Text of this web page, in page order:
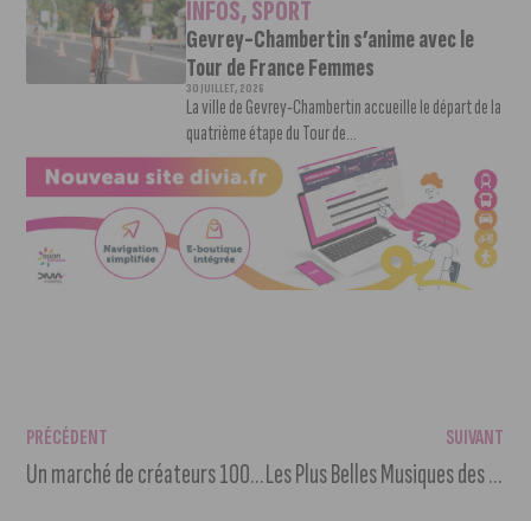
INFOS,SPORT
Gevrey-Chambertin s’anime avec le
Tour de France Femmes
30 JUILLET, 2026
La ville de Gevrey-Chambertin accueille le départ de la
quatrième étape du Tour de...
PRÉCÉDENT
Un marché de créateurs 100 % local à ne pas manquer
SUIVANT
Les Plus Belles Musiques des Films de Miyazaki au Théâtre des Feuillants